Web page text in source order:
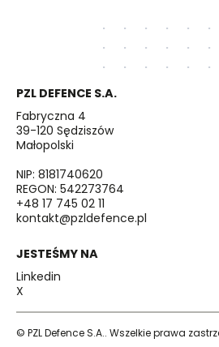
PZL DEFENCE S.A.
Fabryczna 4
39-120 Sędziszów
Małopolski
NIP: 8181740620
REGON: 542273764
+48 17 745 02 11
kontakt@pzldefence.pl
JESTEŚMY NA
Linkedin
X
© PZL Defence S.A.. Wszelkie prawa